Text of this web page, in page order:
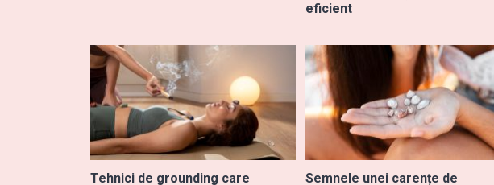
eficient
Tehnici de grounding care
Semnele unei carențe de